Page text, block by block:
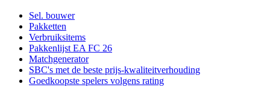
Sel. bouwer
Pakketten
Verbruiksitems
Pakkenlijst EA FC 26
Matchgenerator
SBC's met de beste prijs-kwaliteitverhouding
Goedkoopste spelers volgens rating